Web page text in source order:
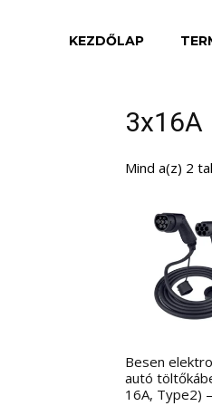
KEZDŐLAP
3x16A
Mind a(z) 2
Besen
autó
16A, Type2)